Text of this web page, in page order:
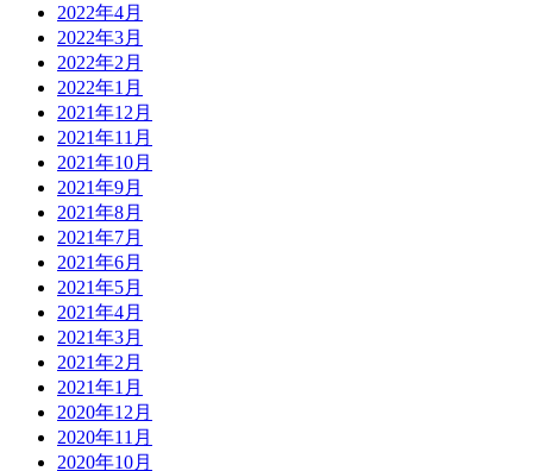
2022年4月
2022年3月
2022年2月
2022年1月
2021年12月
2021年11月
2021年10月
2021年9月
2021年8月
2021年7月
2021年6月
2021年5月
2021年4月
2021年3月
2021年2月
2021年1月
2020年12月
2020年11月
2020年10月